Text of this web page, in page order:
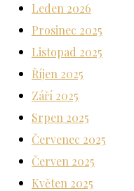
Leden 2026
Prosinec 2025
Listopad 2025
Říjen 2025
Září 2025
Srpen 2025
Červenec 2025
Červen 2025
Květen 2025